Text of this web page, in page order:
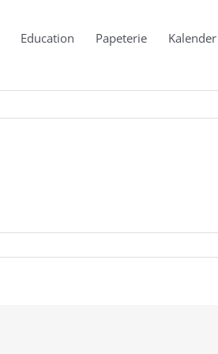
Education Papeterie Kalender